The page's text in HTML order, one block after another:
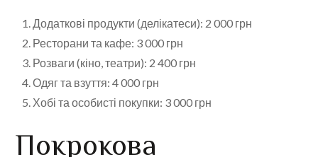
Додаткові продукти (делікатеси): 2 000 грн
Ресторани та кафе: 3 000 грн
Розваги (кіно, театри): 2 400 грн
Одяг та взуття: 4 000 грн
Хобі та особисті покупки: 3 000 грн
Покрокова